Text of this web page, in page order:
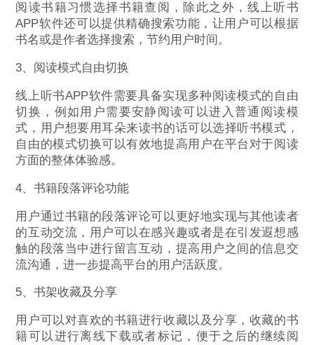
阅读书籍习惯选择书籍查阅，除此之外，线上听书
APP软件还可以提供精确搜索功能，让用户可以根据
书名或是作者选择搜索，节约用户时间。
3、阅读模式自由切换
线上听书APP软件需要具备实现多种阅读模式的自由
切换，例如用户需要安静阅读可以进入普通阅读模
式，用户想要用耳朵来读书的话可以选择听书模式，
自由的模式切换可以有效地提高用户在平台对于阅读
方面的整体体验感。
4、书籍段落评论功能
用户通过书籍的段落评论可以更好地实现与其他读者
的互动交流，用户可以在感兴趣或者是在引发遐想感
触的段落当中进行留言互动，提高用户之间的信息交
流沟通，进一步提高平台的用户活跃度。
5、书架收藏及分享
用户可以对喜欢的书籍进行收藏以及分享，收藏的书
籍可以进行离线下载或者标记，便于之后的继续阅